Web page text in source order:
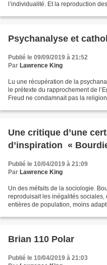
l’individualité. Et la reproduction
Psychanalyse et
Publié le 09/09/2019 à 21:52
Par Lawrence King
Lu une récupération de la
le prétexte du rapprochement de
Freud ne condamnait pas la
Une critique d’une
d’inspiration «
Publié le 10/04/2019 à 21:09
Par Lawrence King
Un des méfaits de la sociologie.
reproduisait les inégalités sociales,
entières de population, moins
Brian 110 Polar
Publié le 10/04/2019 à 21:03